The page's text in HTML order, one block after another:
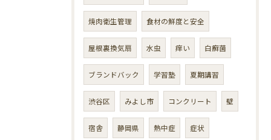
焼肉衛生管理 食材の鮮度と安全
屋根裏換気扇 水虫 痒い 白癬菌
ブランドバック 学習塾 夏期講習
渋谷区 みよし市 コンクリート 壁
宿舎 静岡県 熱中症 症状